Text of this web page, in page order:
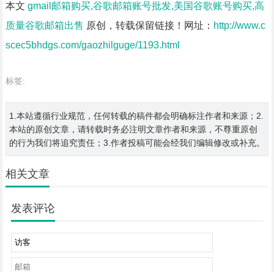
本文 gmail邮箱购买,谷歌邮箱账号批发,美国谷歌账号购买,高
质量谷歌邮箱出售 原创，转载保留链接！网址： http://www.c
scec5bhdgs.com/gaozhilguge/1193.html
标签:
1.本站遵循行业规范，任何转载的稿件都会明确标注作者和来源；2.
本站的原创文章，请转载时务必注明文章作者和来源，不尊重原创
的行为我们将追究责任；3.作者投稿可能会经我们编辑修改或补充。
相关文章
发表评论